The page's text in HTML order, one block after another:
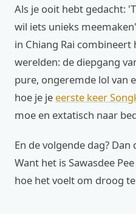
Als je ooit hebt gedacht:
wil iets unieks
in Chiang Rai combineert
werelden: de diepgang
pure, ongeremde lol van
hoe je je eerste keer
moe en extatisch naar
En de volgende dag?
Want het is Sawasdee
hoe het voelt om droog